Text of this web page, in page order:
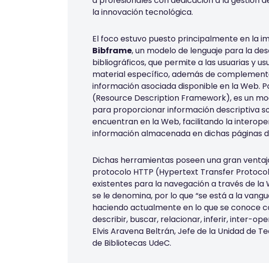
lainnovación tecnológica.
El foco estuvo puesto principalmente en la
Bibframe, un modelo de lenguaje para la
bibliográficos, que permite a las usuarias y
material específico, además de
información asociada disponible en la Web.
(Resource Description Framework), es un
para proporcionar información descriptiva
encuentran en la Web, facilitando la
información almacenada en dichas páginas
Dichas herramientas poseen una gran
protocolo HTTP (Hypertext Transfer
existentes para la navegación a través de
se le denomina, por lo que “se está a la
haciendo actualmente en lo que se conoce
describir, buscar, relacionar, inferir, inter-
Elvis Aravena Beltrán, Jefe de la Unidad de
de Bibliotecas UdeC.